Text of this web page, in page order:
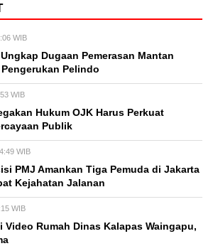
WIB
Dugaan Pemerasan Mantan
Pelindo
WIB
Hukum OJK Harus Perkuat
Publik
WIB
PMJ Amankan Tiga Pemuda di Jakarta
Kejahatan Jalanan
WIB
Rumah Dinas Kalapas Waingapu,